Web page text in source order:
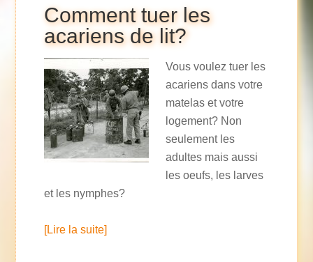
Comment tuer les
acariens de lit?
Vous voulez tuer les
acariens dans votre
matelas et votre
logement? Non
seulement les
adultes mais aussi
les oeufs, les larves
et les nymphes?
[Lire la suite]